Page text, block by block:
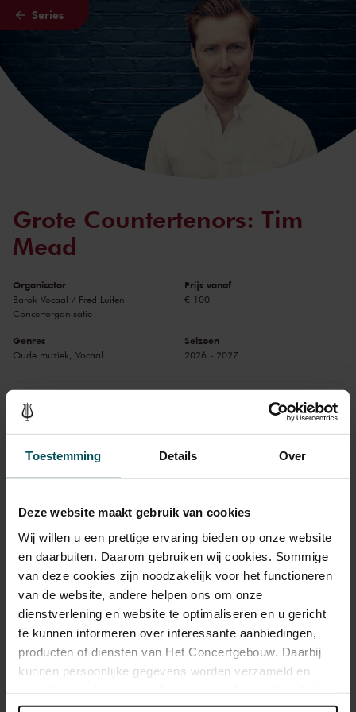
Toestemming Details Over
Deze website maakt gebruik van cookies
Wij willen u een prettige ervaring bieden op onze website
en daarbuiten. Daarom gebruiken wij cookies. Sommige
van deze cookies zijn noodzakelijk voor het functioneren
van de website, andere helpen ons om onze
dienstverlening en website te optimaliseren en u gericht
te kunnen informeren over interessante aanbiedingen,
producten of diensten van Het Concertgebouw. Daarbij
kunnen persoonlijke gegevens worden verzameld en
onder 'aanpassen' zelf welke cookies wij mogen
Naar hoofdcontent
Series
Grote Countertenors: Tim
Mead
Organisator
Barok Vocaal / Fred Luiten
Concertorganisatie
Prijs vanaf
€ 100
Genres
Oude muziek, Vocaal
Seizoen
2026 - 2027
In deze mini-serie staat de wereldberoemde en veelzijdige
countertenor Tim Mead centraal. In het eerste concert zal
Tim Mead prachtige aria’s zingen in Bachs
Hohe Messe
(o.a. ‘Agnus Dei’). In het tweede concert verzorgt Tim
programma in de Kleine Zaal, getiteld Van Monteverdi tot
Purcell: de mooiste barokaria’s.
Bestel serie
Concerten uit deze serie
Hohe Messe van Bach door Chœur de